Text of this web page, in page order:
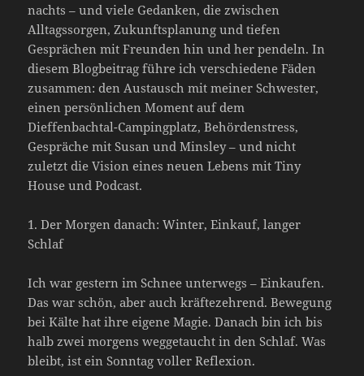
nachts – und viele Gedanken, die zwischen
Alltagssorgen, Zukunftsplanung und tiefen
Gesprächen mit Freunden hin und her pendeln. In
diesem Blogbeitrag führe ich verschiedene Fäden
zusammen: den Austausch mit meiner Schwester,
einen persönlichen Moment auf dem
Dieffenbachtal-Campingplatz, Behördenstress,
Gespräche mit Susan und Minsley – und nicht
zuletzt die Vision eines neuen Lebens mit Tiny
House und Podcast.
1. Der Morgen danach: Winter, Einkauf, langer
Schlaf
Ich war gestern im Schnee unterwegs – Einkaufen.
Das war schön, aber auch kräftezehrend. Bewegung
bei Kälte hat ihre eigene Magie. Danach bin ich bis
halb zwei morgens weggetaucht in den Schlaf. Was
bleibt, ist ein Sonntag voller Reflexion.